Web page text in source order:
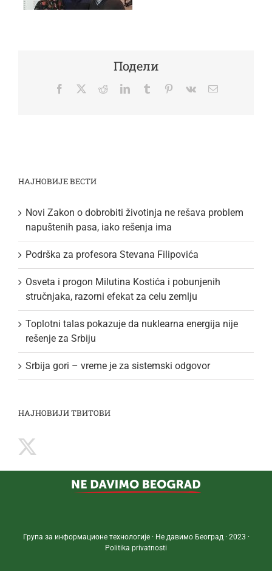
Подели
Facebook
TwitterRedditLinkedInTumblr Pinterest
Vk Email
НАЈНОВИЈЕ ВЕСТИ
Novi Zakon o dobrobiti životinja ne rešava problem
napuštenih pasa, iako rešenja ima
Podrška za profesora Stevana Filipovića
Osveta i progon Milutina Kostića i pobunjenih
stručnjaka, razorni efekat za celu zemlju
Toplotni talas pokazuje da nuklearna energija nije
rešenje za Srbiju
Srbija gori – vreme je za sistemski odgovor
НАЈНОВИЈИ ТВИТОВИ
Група за информационе технологије · Не давимо Београд · 2023 ·
Politika privatnosti